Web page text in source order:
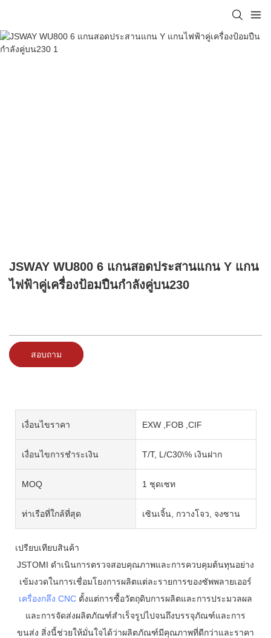
JSWAY WU800 6 แกนสอดประสานแกน Y แกน
ไฟฟ้าคู่เครื่องป้อมปืนกำลังคู่บน230
สอบถาม
เงื่อนไขราคา EXW ,FOB ,CIF
เงื่อนไขการชำระเงิน T/T, L/C30\% เงินฝาก
MOQ 1 ชุดเซท
ท่าเรือที่ใกล้ที่สุด เซินเจิ้น, กวางโจว, จงซาน
เปรียบเทียบสินค้า
JSTOMI ดำเนินการตรวจสอบคุณภาพและการควบคุมต้นทุนอย่าง
เข้มงวดในการเชื่อมโยงการผลิตแต่ละรายการของซัพพลายเออร์
เครื่องกลึง CNC ตั้งแต่การซื้อวัตถุดิบการผลิตและการประมวลผล
และการจัดส่งผลิตภัณฑ์สำเร็จรูปไปจนถึงบรรจุภัณฑ์และการ
ขนส่ง สิ่งนี้ช่วยให้มั่นใจได้ว่าผลิตภัณฑ์มีคุณภาพที่ดีกว่าและราคา